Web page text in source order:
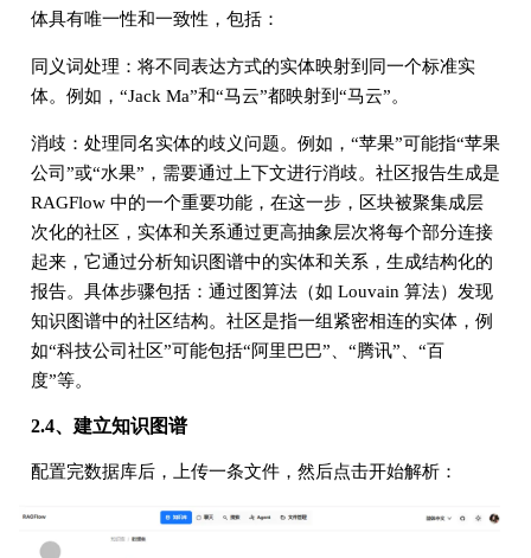
体具有唯一性和一致性，包括：
同义词处理：将不同表达方式的实体映射到同一个标准实
体。例如，“Jack Ma”和“马云”都映射到“马云”。
消歧：处理同名实体的歧义问题。例如，“苹果”可能指“苹果
公司”或“水果”，需要通过上下文进行消歧。社区报告生成是
RAGFlow 中的一个重要功能，在这一步，区块被聚集成层
次化的社区，实体和关系通过更高抽象层次将每个部分连接
起来，它通过分析知识图谱中的实体和关系，生成结构化的
报告。具体步骤包括：通过图算法（如 Louvain 算法）发现
知识图谱中的社区结构。社区是指一组紧密相连的实体，例
如“科技公司社区”可能包括“阿里巴巴”、“腾讯”、“百
度”等。
2.4、建立知识图谱
配置完数据库后，上传一条文件，然后点击开始解析：